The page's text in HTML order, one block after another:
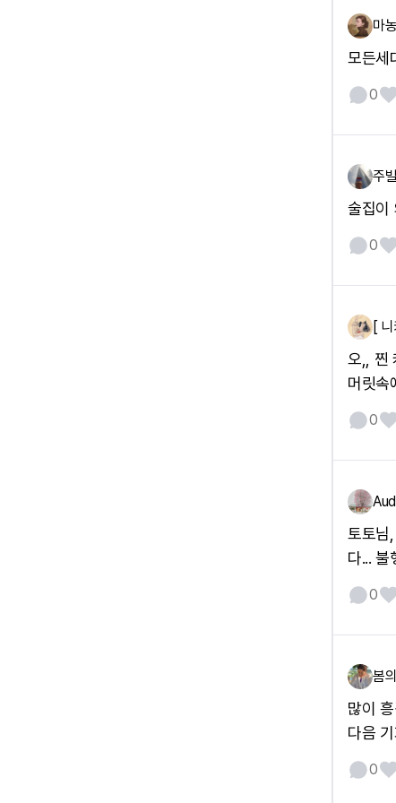
마
모든세
0
주
술집이
0
[
오,, 찐
머릿속
0
토토님
다... 불
0
봄
많이
다음
0